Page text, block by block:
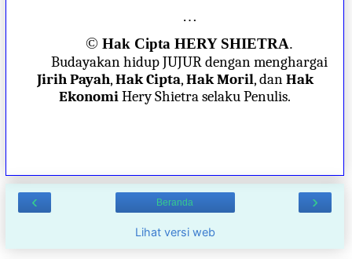
…
©Hak Cipta HERY SHIETRA.
Budayakan hidup JUJUR dengan menghargai
Jirih Payah,Hak Cipta,Hak Moril, danHak
EkonomiHery Shietra selaku Penulis.
‹ ›
Beranda
Lihat versi web